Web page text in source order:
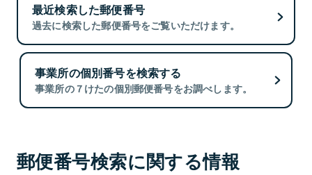
最近検索した郵便番号
過去に検索した郵便番号をご覧いただけます。
事業所の個別番号を検索する
事業所の７けたの個別郵便番号をお調べします。
郵便番号検索に関する情報